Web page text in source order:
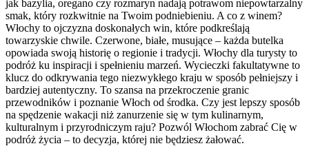
jak bazylia, oregano czy rozmaryn nadają potrawom niepowtarzalny
smak, który rozkwitnie na Twoim podniebieniu. A co z winem?
Włochy to ojczyzna doskonałych win, które podkreślają
towarzyskie chwile. Czerwone, białe, musujące – każda butelka
opowiada swoją historię o regionie i tradycji. Włochy dla turysty to
podróż ku inspiracji i spełnieniu marzeń. Wycieczki fakultatywne to
klucz do odkrywania tego niezwykłego kraju w sposób pełniejszy i
bardziej autentyczny. To szansa na przekroczenie granic
przewodników i poznanie Włoch od środka. Czy jest lepszy sposób
na spędzenie wakacji niż zanurzenie się w tym kulinarnym,
kulturalnym i przyrodniczym raju? Pozwól Włochom zabrać Cię w
podróż życia – to decyzja, której nie będziesz żałować.